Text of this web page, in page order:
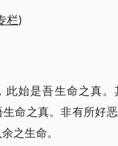
栏)
此始是吾生命之真
命之真。非有所好
之生命。